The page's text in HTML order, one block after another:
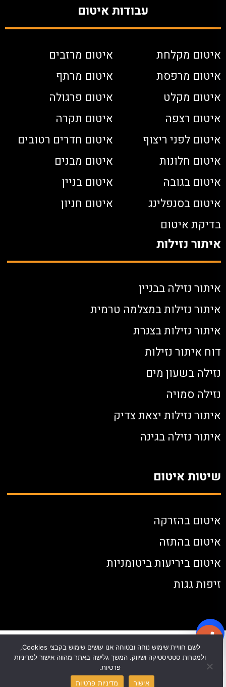
עבודות איטום
איטום מקלחת
איטום מרזבים
איטום מרפסת
איטום מרתף
איטום מקלט
איטום פרגולה
איטום רצפה
איטום תקרה
איטום לפני ריצוף
איטום חדרים רטובים
איטום חלונות
איטום מבנים
איטום בגובה
איטום בניין
איטום בסנפלינג
איטום חניון
בדיקת איטום
איתור נזילות
איתור נזילה בבניין
איתור נזילות במצלמה טרמית
איתור נזילות בצנרת
דוח איתור נזילות
נזילה בשעון מים
נזילה סמויה
איתור נזילות יצאת צדיק
איתור נזילה בגינה
שיטות איטום
איטום בהזרקה
איטום בהתזה
איטום ביריעות ביטומניות
זיפות גגות
לשם חוויית שימוש נוחה ובטוחה אנו עושים שימוש בקבצי Cookies,
ולמטרות סטטיסטיקה ושיווק. המשך גלישה באתר מהווה אישור למדיניות
פרטיות.
אישור
מדיניות פרטיות